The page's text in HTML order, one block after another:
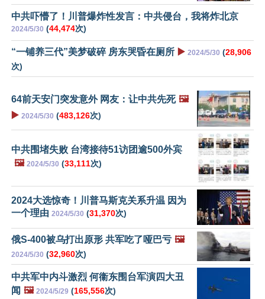
中共吓懵了！川普爆炸性发言：中共侵台，我将炸北京
2024/5/30 (44,474次)
“一铺养三代”美梦破碎 房东哭昏在厕所 ▶️ 2024/5/30 (28,906
次)
64前天安门突发意外 网友：让中共先死 🖼️
▶️ 2024/5/30 (483,126次)
中共围堵失败 台湾接待51访团逾500外宾
🖼️ 2024/5/30 (33,111次)
2024大选惊奇！川普马斯克关系升温 因为
一个理由 2024/5/30 (31,370次)
俄S-400被乌打出原形 共军吃了哑巴亏 🖼️
2024/5/30 (32,960次)
中共军中内斗激烈 何衞东围台军演四大丑
闻 🖼️ 2024/5/29 (165,556次)